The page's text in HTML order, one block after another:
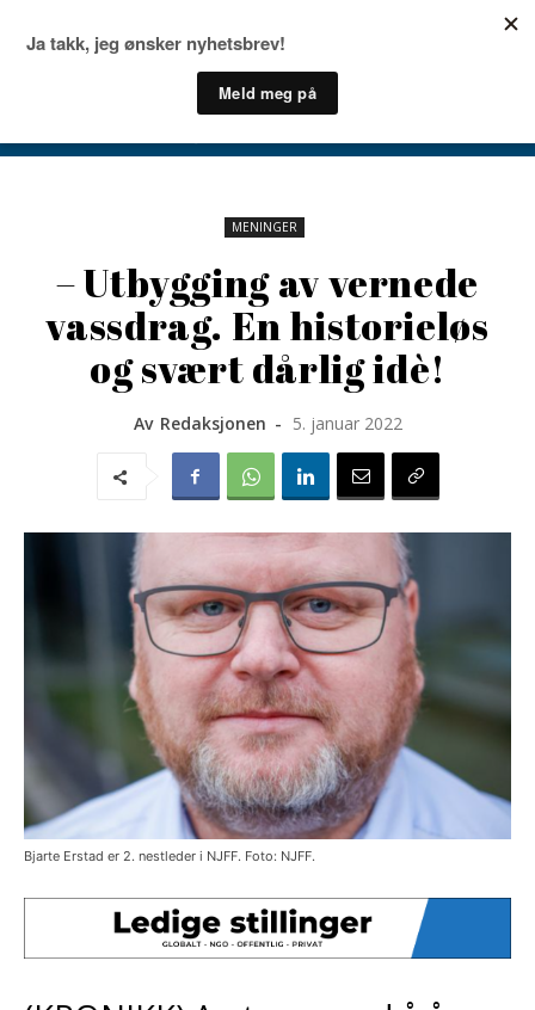
MENINGER
– Utbygging av vernede
vassdrag. En historieløs
og svært dårlig idè!
Av Redaksjonen - 5. januar 2022
Bjarte Erstad er 2. nestleder i NJFF. Foto: NJFF.